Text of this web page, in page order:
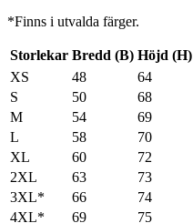
*Finns i utvalda färger.
Storlekar Bredd (B) Höjd (H)
XS
48 64
S
50 68
M
54 69
L
58 70
XL
60 72
2XL
63 73
3XL*
66 74
4XL*
69 75